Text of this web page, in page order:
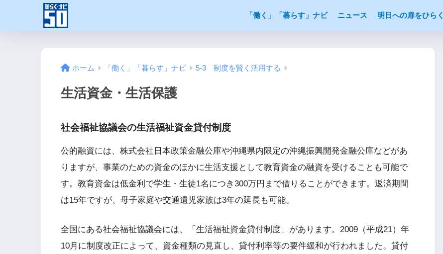
「働く」「暮らす」ナビ ニュース 明日への扉をひらく
ホーム 「働く」「暮らす」ナビ 5-3 制度を賢く活用する
生活資金・生活保護
社会福祉協議会の生活福祉資金貸付制度
公的融資には、株式会社日本政策金融公庫や沖縄県内限定の沖縄振興開発金融公庫などがあ
りますが、事業のための資金のほかに生活支援として教育資金の融資を受けることも可能で
す。教育資金は低金利で学生・生徒1名につき300万円まで借りることができます。返済期間
は15年ですが、母子家庭や交通遺児家族は3年の延長も可能。
全国にある社会福祉協議会には、「生活福祉資金貸付制度」があります。2009（平成21）年
10月に制度改正によって、資金種類の見直し、貸付利率等の要件緩和が行われました。貸付